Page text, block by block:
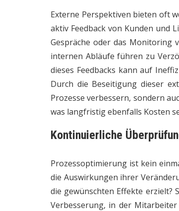
Externe Perspektiven bieten oft
aktiv Feedback von Kunden und
Gespräche oder das Monitoring
internen Abläufe führen zu
dieses Feedbacks kann auf
Durch die Beseitigung dieser
Prozesse verbessern, sondern
was langfristig ebenfalls Kosten
Kontinuierliche
Prozessoptimierung ist kein
die Auswirkungen ihrer
die gewünschten Effekte erzielt?
Verbesserung, in der